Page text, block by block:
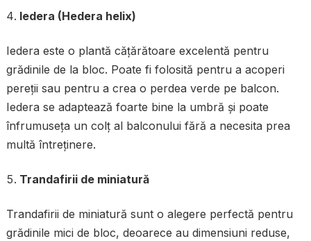
Iedera (Hedera helix)
Iedera este o plantă cățărătoare excelentă pentru
grădinile de la bloc. Poate fi folosită pentru a acoperi
pereții sau pentru a crea o perdea verde pe balcon.
Iedera se adaptează foarte bine la umbră și poate
înfrumuseța un colț al balconului fără a necesita prea
multă întreținere.
Trandafirii de miniatură
Trandafirii de miniatură sunt o alegere perfectă pentru
grădinile mici de bloc, deoarece au dimensiuni reduse,